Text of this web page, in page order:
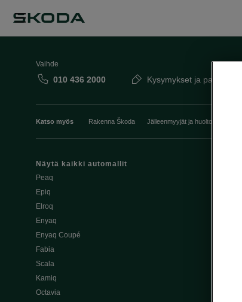
Vaihde
010 436 2000 Kysymykset ja palaute
Katso myös Rakenna Škoda Jälleenmyyjät ja huolto Heti
Näytä kaikki automallit
Peaq
Epiq
Elroq
Enyaq
Enyaq Coupé
Fabia
Scala
Kamiq
Octavia